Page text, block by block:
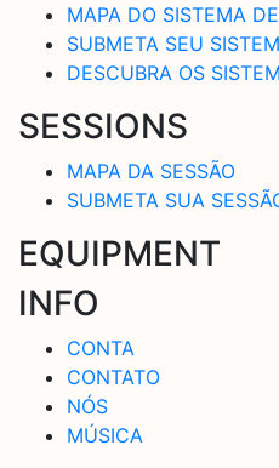
MAPA DO SISTEMA
SUBMETA SEU
DESCUBRA OS
SESSIONS
MAPA DA SESSÃO
SUBMETA SUA
EQUIPMENT
INFO
CONTA
CONTATO
NÓS
MÚSICA